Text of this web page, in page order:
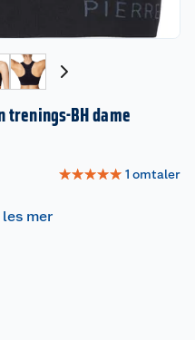
trenings-BH dame
☆☆☆☆☆ 1 omtaler
les mer